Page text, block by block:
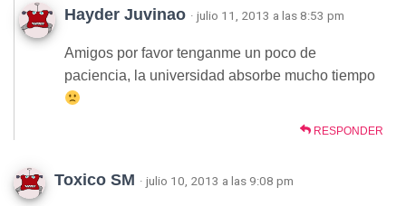
Hayder Juvinao · julio 11, 2013 a las 8:53 pm
Amigos por favor tenganme un poco de
paciencia, la universidad absorbe mucho tiempo
RESPONDER
Toxico SM · julio 10, 2013 a las 9:08 pm